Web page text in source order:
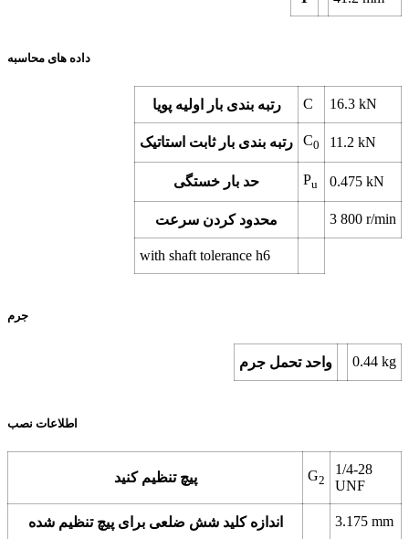
داده های محاسبه
رتبه بندی بار اولیه پویا C 16.3 kN
رتبه بندی بار ثابت استاتیک C0 11.2 kN
حد بار خستگی Pu 0.475 kN
محدود کردن سرعت 3 800 r/min
with shaft tolerance h6
جرم
واحد تحمل جرم 0.44 kg
اطلاعات نصب
پیچ تنظیم کنید G2
1/4-28
UNF
اندازه کلید شش ضلعی برای پیچ تنظیم شده 3.175 mm